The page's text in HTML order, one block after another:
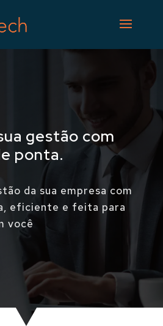
gestão com
ponta.
da sua empresa com
eficiente e feita para
você